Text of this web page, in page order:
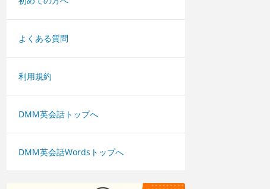
よくある質問
利用規約
DMM英会話トップへ
DMM英会話Wordsトップへ